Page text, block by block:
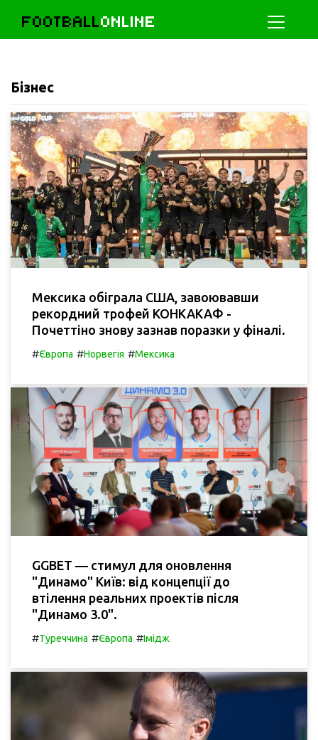
FOOTBALLONLINE
Бізнес
Мексика обіграла США, завоювавши
рекордний трофей КОНКАКАФ -
Почеттіно знову зазнав поразки у фіналі.
#Європа #Норвегія #Мексика
GGBET — стимул для оновлення
"Динамо" Київ: від концепції до
втілення реальних проектів після
"Динамо 3.0".
#Туреччина #Європа #Імідж